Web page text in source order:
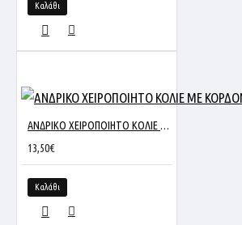
Καλάθι
ΑΝΔΡΙΚΟ ΧΕΙΡΟΠΟΙΗΤΟ ΚΟΛΙΕ ME ΚΟΡΔΟΝΙ ΚΑΙ ΑΓΚΥΡΑ ΑΠΟ ΑΤΣΑΛΙ
13,50€
Καλάθι